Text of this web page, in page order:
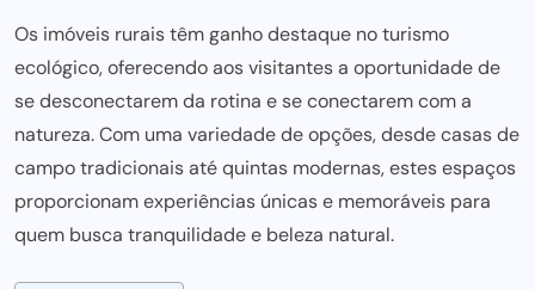
Os imóveis rurais têm ganho destaque no turismo
ecológico, oferecendo aos visitantes a oportunidade de
se desconectarem da rotina e se conectarem com a
natureza. Com uma variedade de opções, desde casas de
campo tradicionais até quintas modernas, estes espaços
proporcionam experiências únicas e memoráveis para
quem busca tranquilidade e beleza natural.